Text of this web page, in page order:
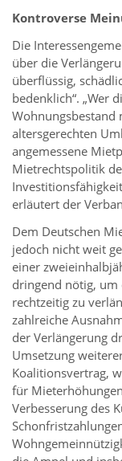
Kontroverse
Die
über die
überflüssig,
bedenklich“. „Wer
Wohnungsbestand
altersgerechten
angemessene
Mietrechtspolitik
erläutert der
Dem Deutschen
jedoch nicht weit
einer
dringend nötig,
rechtzeitig zu
zahlreiche
der Verlängerung
Umsetzung
Koalitionsvertrag,
für
Verbesserung des